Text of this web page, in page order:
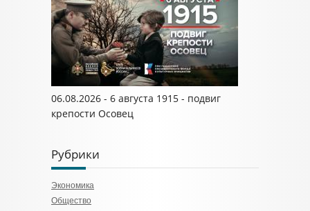
06.08.2026 - 6 августа 1915 - подвиг
крепости Осовец
Рубрики
Экономика
Общество